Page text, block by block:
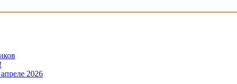
2026